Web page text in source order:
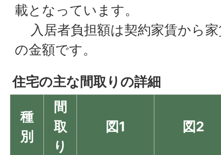
載となっています。
入居者負担額は契約家賃から
の金額です。
住宅の主な間取りの詳細
種
別
間
取
り
図1 図2